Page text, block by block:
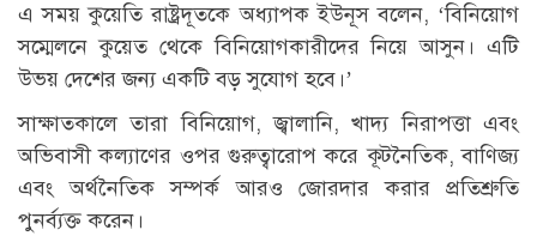
এ সময় কুয়েতি রাষ্ট্রদূতকে অধ্যাপক ইউনূস বলেন, ‘বিনিয়োগ
সম্মেলনে কুয়েত থেকে বিনিয়োগকারীদের নিয়ে আসুন। এটি
উভয় দেশের জন্য একটি বড় সুযোগ হবে।’
সাক্ষাতকালে তারা বিনিয়োগ, জ্বালানি, খাদ্য নিরাপত্তা এবং
অভিবাসী কল্যাণের ওপর গুরুত্বারোপ করে কূটনৈতিক, বাণিজ্য
এবং অর্থনৈতিক সম্পর্ক আরও জোরদার করার প্রতিশ্রুতি
পুনর্ব্যক্ত করেন।